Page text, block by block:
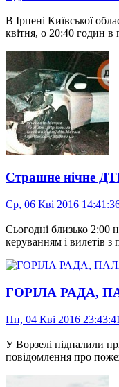
В Ірпені Київської
квітня, о 20:40 годин
Страшне нічне
Ср, 06 Кві 2016
Сьогодні близько 2:00
керуванням і вилетів
ГОРІЛА РАДА,
Пн, 04 Кві 2016
У Ворзелі підпалили
повідомлення про